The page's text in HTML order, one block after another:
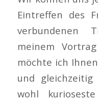
Eintreffen des
verbundenen
meinem
möchte ich
und
wohl